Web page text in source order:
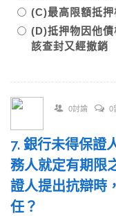
(C)最高限額抵
(D)抵押物因他
該查封又經撤銷
0討論 0
7. 銀行未得保證
務人就定有期限
證人提出抗辯時
任？